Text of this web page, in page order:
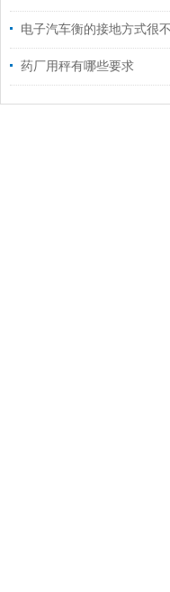
电子汽车衡的接地方式很
药厂用秤有哪些要求